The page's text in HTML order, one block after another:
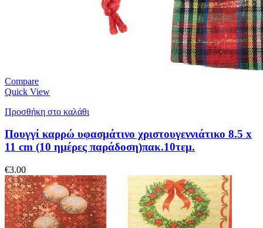
Compare
Quick View
Προσθήκη στο καλάθι
Πουγγί καρρώ υφασμάτινο χριστουγεννιάτικο 8.5 x
11 cm (10 ημέρες παράδοση)πακ.10τεμ.
€3.00